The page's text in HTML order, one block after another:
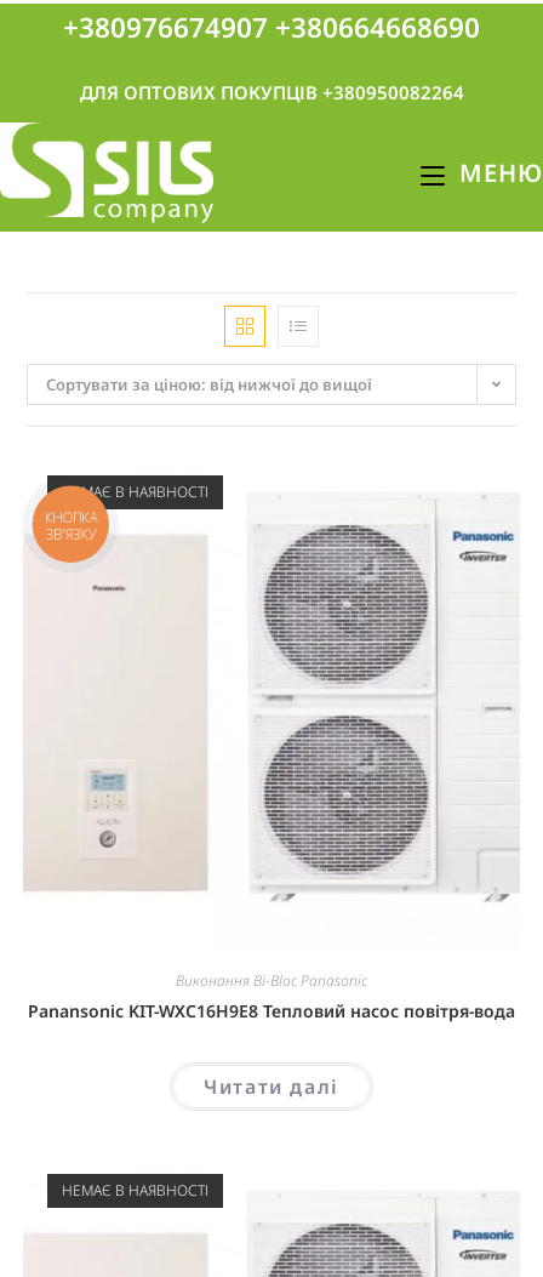
+380976674907 +380664668690
ДЛЯ ОПТОВИХ ПОКУПЦІВ +380950082264
МЕНЮ
Сортувати за ціною: від нижчої до вищої
НЕМАЄ В НАЯВНОСТІ
Виконання Bi-Bloc Panasonic
Panansonic KIT-WXC16H9E8 Тепловий насос повітря-вода
Читати далі
НЕМАЄ В НАЯВНОСТІ
КНОПКА
ЗВ'ЯЗКУ